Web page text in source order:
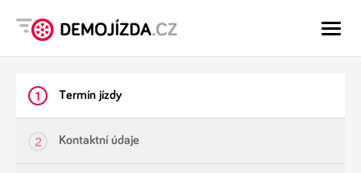
-
-
1 Termín jízdy
2 Kontaktní údaje